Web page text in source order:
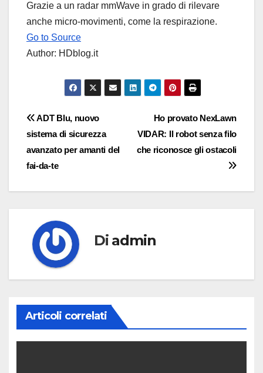
Grazie a un radar mmWave in grado di rilevare
anche micro-movimenti, come la respirazione.
Go to Source
Author: HDblog.it
Navigazione
articoli
Ho provato NexLawn
VIDAR: Il robot senza filo
che riconosce gli ostacoli
ADT Blu, nuovo
sistema di sicurezza
avanzato per amanti del
fai-da-te
Di admin
Articoli correlati